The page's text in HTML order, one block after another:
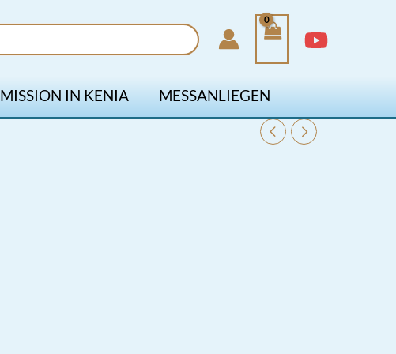
MISSION IN KENIA MESSANLIEGEN